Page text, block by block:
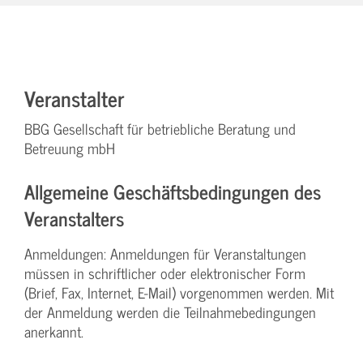
Veranstalter
BBG Gesellschaft für betriebliche Beratung und
Betreuung mbH
Allgemeine Geschäftsbedingungen des
Veranstalters
Anmeldungen: Anmeldungen für Veranstaltungen
müssen in schriftlicher oder elektronischer Form
(Brief, Fax, Internet, E-Mail) vorgenommen werden. Mit
der Anmeldung werden die Teilnahme­bedingungen
anerkannt.